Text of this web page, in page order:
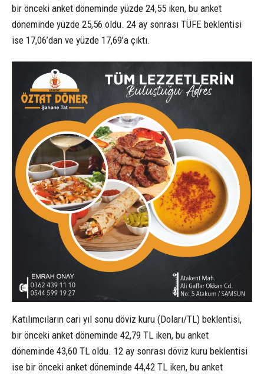
bir önceki anket döneminde yüzde 24,55 iken, bu anket
döneminde yüzde 25,56 oldu. 24 ay sonrası TÜFE beklentisi
ise 17,06’dan ve yüzde 17,69’a çıktı.
Katılımcıların cari yıl sonu döviz kuru (Doları/TL) beklentisi,
bir önceki anket döneminde 42,79 TL iken, bu anket
döneminde 43,60 TL oldu. 12 ay sonrası döviz kuru beklentisi
ise bir önceki anket döneminde 44,42 TL iken, bu anket